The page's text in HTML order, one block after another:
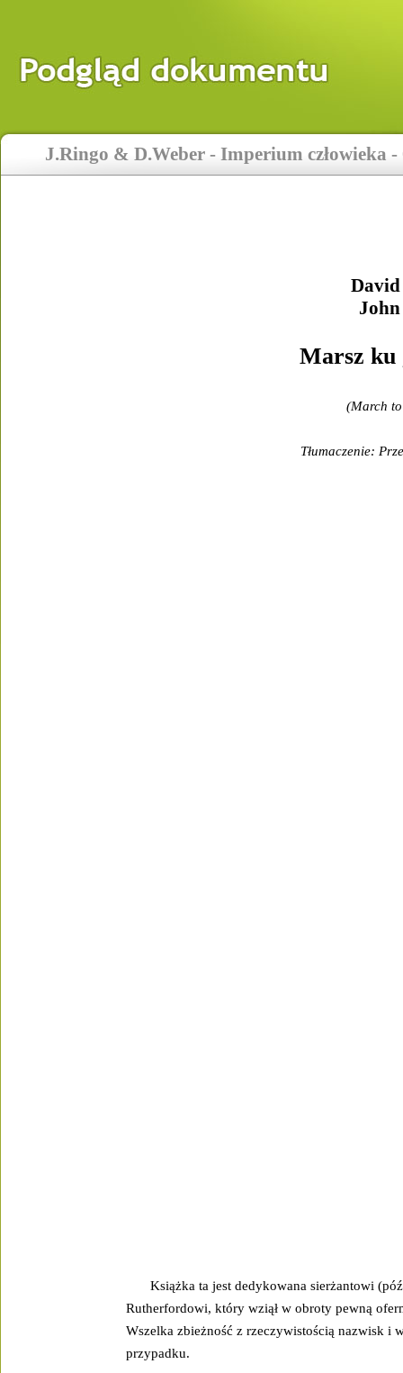
J.Ringo & D.Weber - Imperium człowieka
David
Marsz ku
(March
Tłumaczenie:
Książka ta jest dedykowana sierżantowi
Rutherfordowi, który wziął w obroty pewną
Wszelka zbieżność z rzeczywistością nazwisk i
przypadku.